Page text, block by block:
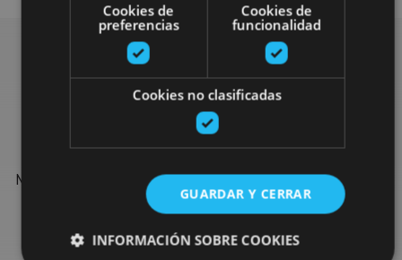
Find more plans
Navarre: organised activities, tours and the most important
events in the calendar.
Cookies de
preferencias
Cookies de
funcionalidad
Cookies no clasificadas
GUARDAR Y CERRAR
INFORMACIÓN SOBRE COOKIES